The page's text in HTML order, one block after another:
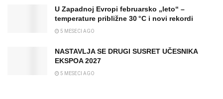
U Zapadnoj Evropi februarsko „leto“ –
temperature približne 30 °C i novi rekordi
5 MESECI AGO
NASTAVLJA SE DRUGI SUSRET UČESNIKA
EKSPOA 2027
5 MESECI AGO